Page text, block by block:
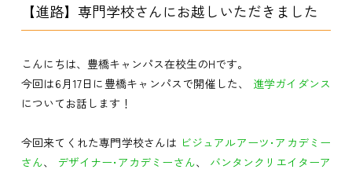
【進路】専門学校さんにお越しいただきました
こんにちは、豊橋キャンパス在校生のHです。
今回は6月17日に豊橋キャンパスで開催した、 進学ガイダンス
についてお話します！
今回来てくれた専門学校さんは ビジュアルアーツ･アカデミー
さん、 デザイナー･アカデミーさん、 バンタンクリエイターア